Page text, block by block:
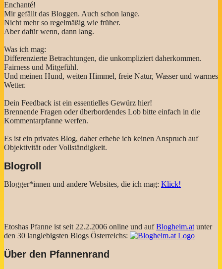
Enchanté!
Mir gefällt das Bloggen. Auch schon lange.
Nicht mehr so regelmäßig wie früher.
Aber dafür wenn, dann lang.
Was ich mag:
Differenzierte Betrachtungen, die unkompliziert daherkommen.
Fairness und Mitgefühl.
Und meinen Hund, weiten Himmel, freie Natur, Wasser und warmes
Wetter.
Dein Feedback ist ein essentielles Gewürz hier!
Brennende Fragen oder überbordendes Lob bitte einfach in die
Kommentarpfanne werfen.
Es ist ein privates Blog, daher erhebe ich keinen Anspruch auf
Objektivität oder Vollständigkeit.
Blogroll
Blogger*innen und andere Websites, die ich mag: Klick!
Etoshas Pfanne ist seit 22.2.2006 online und aufBlogheim.at unter
den 30 langlebigsten Blogs Österreichs:
Über den Pfannenrand